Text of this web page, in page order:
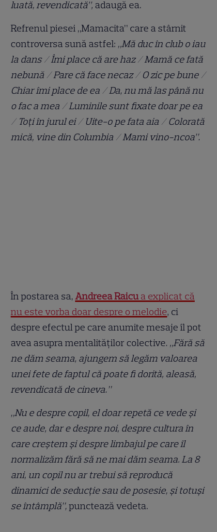
luată, revendicată”, adaugă ea.
Refrenul piesei „Mamacita” care a stârnit
controversa sună astfel: „Mă duc în club o iau
la dans / Îmi place că are haz / Mamă ce fată
nebună / Pare că face necaz / O zic pe bune /
Chiar îmi place de ea / Da, nu mă las până nu
o fac a mea / Luminile sunt fixate doar pe ea
/ Toți în jurul ei / Uite-o pe fata aia / Colorată
mică, vine din Columbia / Mami vino-ncoa”.
În postarea sa,Andreea Raicu a explicat că
nu este vorba doar despre o melodie, ci
despre efectul pe care anumite mesaje îl pot
avea asupra mentalităților colective. „Fără să
ne dăm seama, ajungem să legăm valoarea
unei fete de faptul că poate fi dorită, aleasă,
revendicată de cineva.”
„Nu e despre copil, el doar repetă ce vede și
ce aude, dar e despre noi, despre cultura în
care creștem și despre limbajul pe care îl
normalizăm fără să ne mai dăm seama. La 8
ani, un copil nu ar trebui să reproducă
dinamici de seducție sau de posesie, și totuși
se întâmplă”,punctează vedeta.